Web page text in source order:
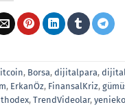
, Borsa,dijitalpara,
, ErkanÖz, FinansalKriz,
thodex,TrendVideolar,